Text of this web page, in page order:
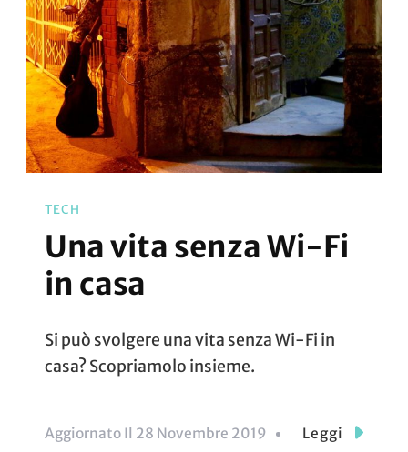
TECH
Una vita senza Wi-Fi
in casa
Si può svolgere una vita senza Wi-Fi in
casa? Scopriamolo insieme.
Aggiornato Il 28 Novembre 2019 Leggi